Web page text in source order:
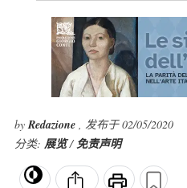
byRedazione , 发布于 02/05/2020
分类: 展览/免责声明